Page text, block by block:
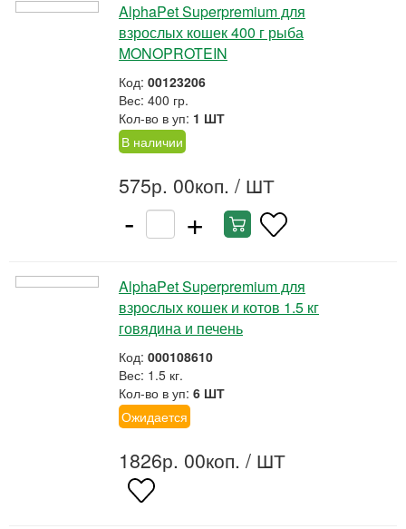
AlphaPet Superpremium для
взрослых кошек 400 г рыба
MONOPROTEIN
Код: 00123206
Вес: 400 гр.
Кол-во в уп: 1 ШТ
В наличии
575р. 00коп. / ШТ
- +
AlphaPet Superpremium для
взрослых кошек и котов 1.5 кг
говядина и печень
Код: 000108610
Вес: 1.5 кг.
Кол-во в уп: 6 ШТ
Ожидается
1826р. 00коп. / ШТ